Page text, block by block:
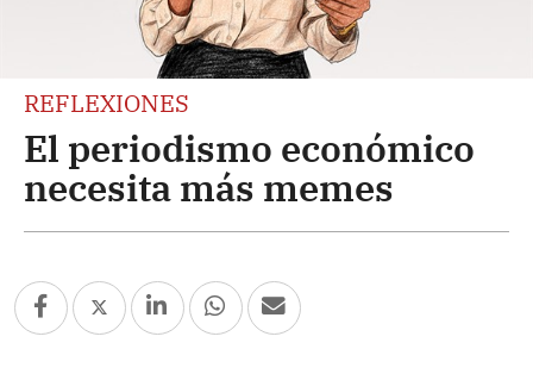
REFLEXIONES
El periodismo económico
necesita más memes